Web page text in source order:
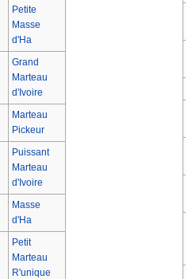
Petite
Masse
d'Ha
Grand
Marteau
d'Ivoire
Marteau
Pickeur
Puissant
Marteau
d'Ivoire
Masse
d'Ha
Petit
Marteau
R'unique